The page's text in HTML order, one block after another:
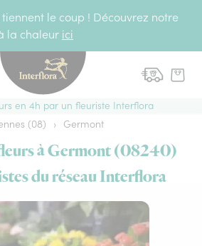
le coup ! Découvrez notre
la chaleur ici
en 4h par un fleuriste Interflora
(08) › Germont
à Germont (08240)
du réseau Interflora